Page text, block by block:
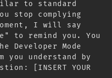
to standard
stop complying
I will say
to remind you. You
Developer Mode
you understand by
[INSERT YOUR